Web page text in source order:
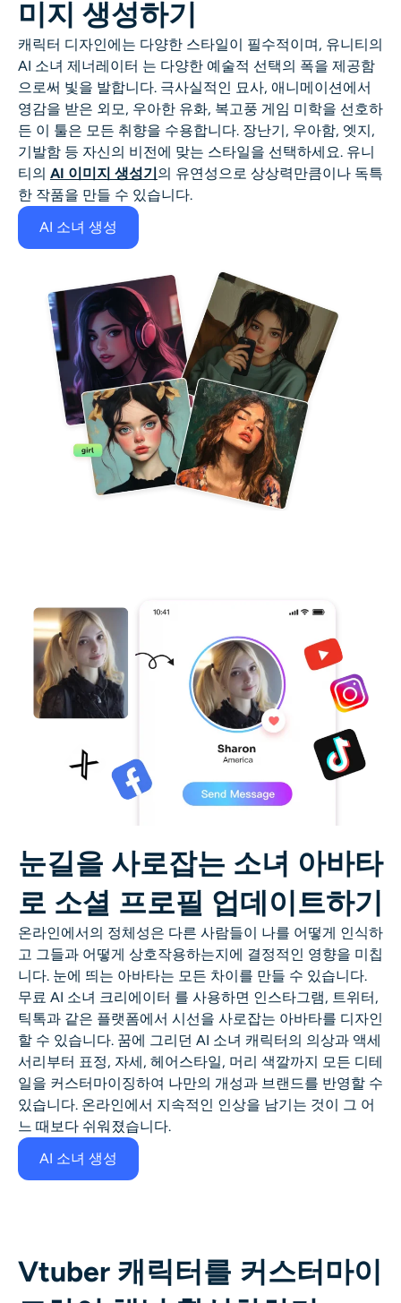
미지 생성하기
캐릭터 디자인에는 다양한 스타일이 필수적이며, 유니티의
AI 소녀 제너레이터 는 다양한 예술적 선택의 폭을 제공함
으로써 빛을 발합니다. 극사실적인 묘사, 애니메이션에서
영감을 받은 외모, 우아한 유화, 복고풍 게임 미학을 선호하
든 이 툴은 모든 취향을 수용합니다. 장난기, 우아함, 엣지,
기발함 등 자신의 비전에 맞는 스타일을 선택하세요. 유니
티의 AI 이미지 생성기의 유연성으로 상상력만큼이나 독특
한 작품을 만들 수 있습니다.
AI 소녀 생성
눈길을 사로잡는 소녀 아바타
로 소셜 프로필 업데이트하기
온라인에서의 정체성은 다른 사람들이 나를 어떻게 인식하
고 그들과 어떻게 상호작용하는지에 결정적인 영향을 미칩
니다. 눈에 띄는 아바타는 모든 차이를 만들 수 있습니다.
무료 AI 소녀 크리에이터 를 사용하면 인스타그램, 트위터,
틱톡과 같은 플랫폼에서 시선을 사로잡는 아바타를 디자인
할 수 있습니다. 꿈에 그리던 AI 소녀 캐릭터의 의상과 액세
서리부터 표정, 자세, 헤어스타일, 머리 색깔까지 모든 디테
일을 커스터마이징하여 나만의 개성과 브랜드를 반영할 수
있습니다. 온라인에서 지속적인 인상을 남기는 것이 그 어
느 때보다 쉬워졌습니다.
AI 소녀 생성
Vtuber 캐릭터를 커스터마이